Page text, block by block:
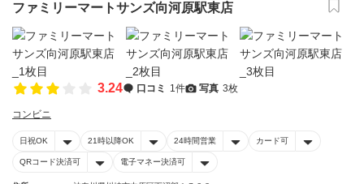
ファミリーマートサンズ向河原駅東店
3.24 口コミ 1件 写真 3枚
コンビニ
日祝OK 21時以降OK 24時間営業 カード可
QRコード決済可 電子マネー決済可